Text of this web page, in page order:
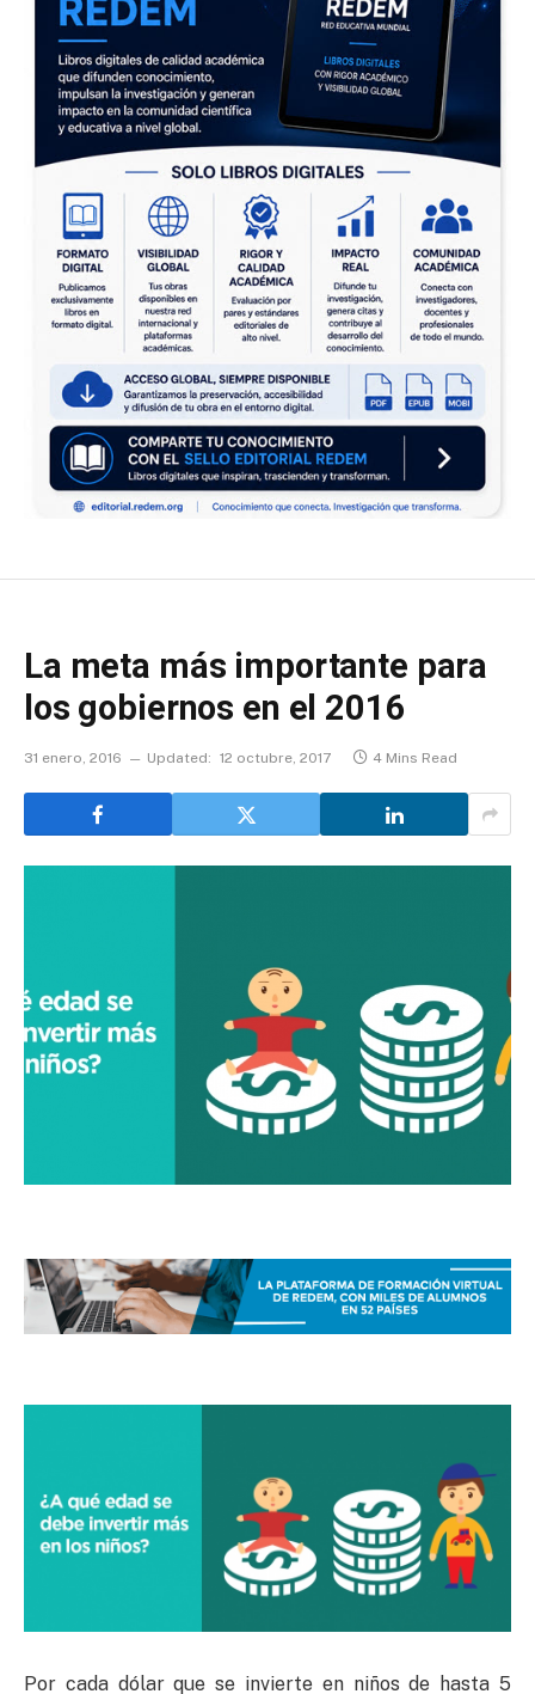
La meta más importante para
los gobiernos en el 2016
31 enero, 2016 Updated: 12 octubre, 2017 4 Mins Read
Por cada dólar que se invierte en niños de hasta 5